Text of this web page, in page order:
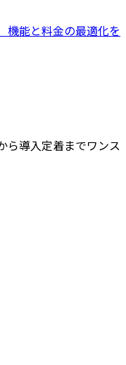
機能と料金の最適化を
ら導入定着までワンス